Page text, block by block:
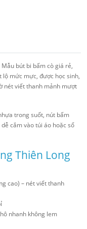
Mẫu bút bi bấm cò giá rẻ,
mức mực, được học sinh,
nét viết thanh mảnh mượt
trong suốt, nút bấm
cắm vào túi áo hoặc sổ
Thiên Long
cao) – nét viết thanh
nhanh không lem